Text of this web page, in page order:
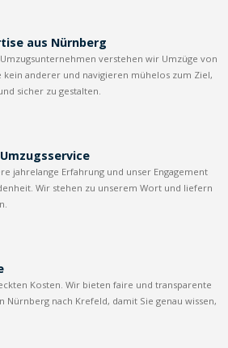
aus Nürnberg
Umzugsunternehmen verstehen wir Umzüge von
kein anderer und navigieren mühelos zum Ziel,
sicher zu gestalten.
jahrelange Erfahrung und unser Engagement
Wir stehen zu unserem Wort und liefern
Kosten. Wir bieten faire und transparente
Nürnberg nach Krefeld, damit Sie genau wissen,